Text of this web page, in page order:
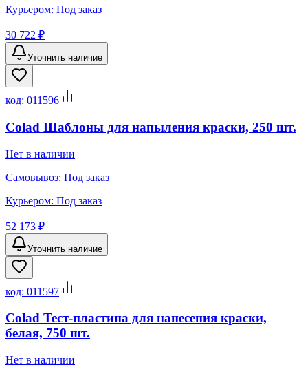
Курьером: Под заказ
30 722 ₽
Уточнить наличие
код: 011596
Colad Шаблоны для напыления краски, 250 шт.
Нет в наличии
Самовывоз: Под заказ
Курьером: Под заказ
52 173 ₽
Уточнить наличие
код: 011597
Colad Тест-пластина для нанесения краски,
белая, 750 шт.
Нет в наличии